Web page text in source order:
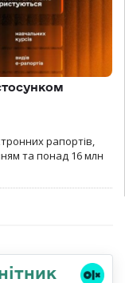
рапортів,
та понад 16 млн